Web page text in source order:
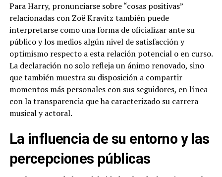
Para Harry, pronunciarse sobre “cosas positivas”
relacionadas con Zoë Kravitz también puede
interpretarse como una forma de oficializar ante su
público y los medios algún nivel de satisfacción y
optimismo respecto a esta relación potencial o en curso.
La declaración no solo refleja un ánimo renovado, sino
que también muestra su disposición a compartir
momentos más personales con sus seguidores, en línea
con la transparencia que ha caracterizado su carrera
musical y actoral.
La influencia de su entorno y las
percepciones públicas